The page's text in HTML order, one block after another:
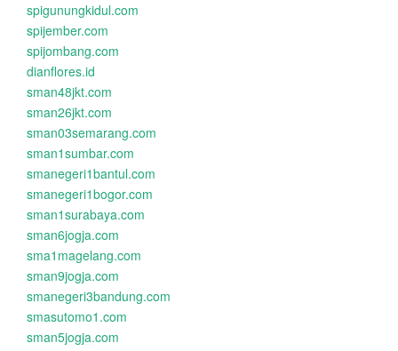
spigunungkidul.com
spijember.com
spijombang.com
dianflores.id
sman48jkt.com
sman26jkt.com
sman03semarang.com
sman1sumbar.com
smanegeri1bantul.com
smanegeri1bogor.com
sman1surabaya.com
sman6jogja.com
sma1magelang.com
sman9jogja.com
smanegeri3bandung.com
smasutomo1.com
sman5jogja.com